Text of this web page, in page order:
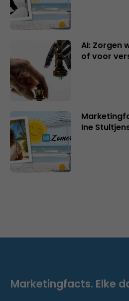
AI: Zorgen
of voor
Ine
Marketingfacts. Elke